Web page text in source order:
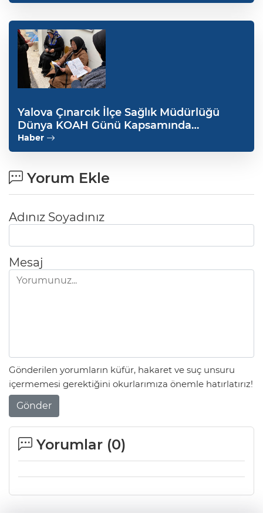
Yalova Çınarcık İlçe Sağlık Müdürlüğü
Dünya KOAH Günü Kapsamında
Bilgilendirmeler Yaptı
Haber
Yorum Ekle
Adınız Soyadınız
Mesaj
Gönderilen yorumların küfür, hakaret ve suç unsuru
içermemesi gerektiğini okurlarımıza önemle hatırlatırız!
Gönder
Yorumlar (0)